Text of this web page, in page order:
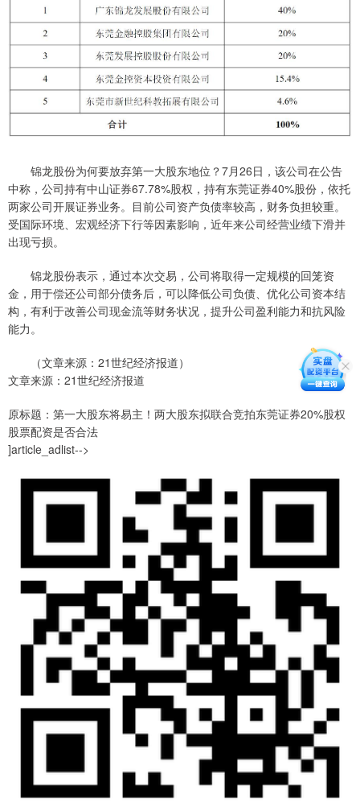
锦龙股份为何要放弃第一大股东地位？7月26日，该公司在公告
中称，公司持有中山证券67.78%股权，持有东莞证券40%股份，依托
两家公司开展证券业务。目前公司资产负债率较高，财务负担较重。
受国际环境、宏观经济下行等因素影响，近年来公司经营业绩下滑并
出现亏损。
锦龙股份表示，通过本次交易，公司将取得一定规模的回笼资
金，用于偿还公司部分债务后，可以降低公司负债、优化公司资本结
构，有利于改善公司现金流等财务状况，提升公司盈利能力和抗风险
能力。
（文章来源：21世纪经济报道）
文章来源：21世纪经济报道
原标题：第一大股东将易主！两大股东拟联合竞拍东莞证券20%股权
股票配资是否合法
]article_adlist-->